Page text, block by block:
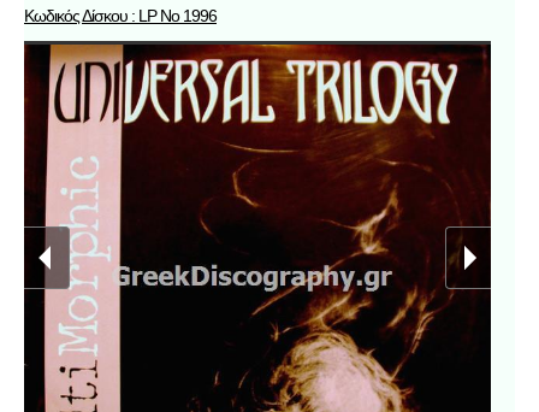
Κωδικός Δίσκου : LP No 1996